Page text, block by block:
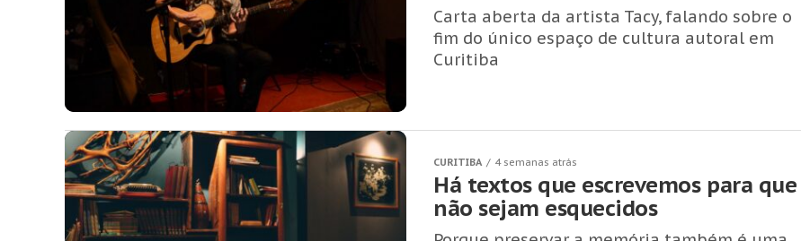
Carta aberta da artista Tacy, falando sobre o
fim do único espaço de cultura autoral em
Curitiba
CURITIBA 4 semanas atrás
Há textos que escrevemos para que
não sejam esquecidos